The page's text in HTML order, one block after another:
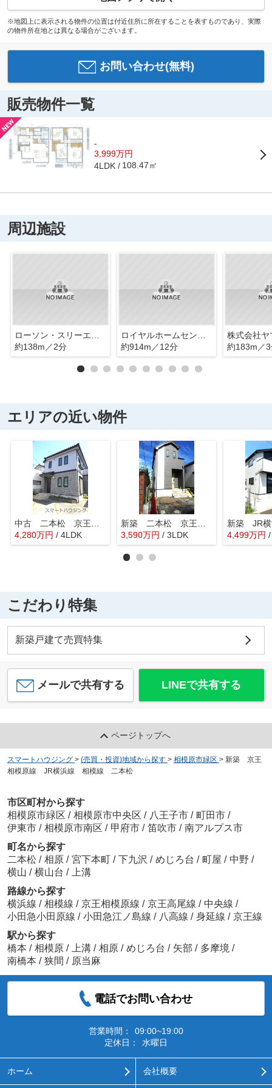
※地図上に表示される物件の位置は付近住所に所在することを表すものであり、実際
の物件所在地とは異なる場合がございます。
お問い合わせ(無料)
販売物件一覧
-
3,999万円
4LDK 108.47㎡
周辺施設
約138m／2分
約914m／12分
約183m／
エリアの近い物件
4,280万円 / 4LDK
3,590万円 / 3LDK 4,499万円
こだわり特集
新築戸建て売買特集
メールで共有する LINEで共有する
ページトップへ
スマートハウジング > (売買・投資)地域から探す > 相模原市緑区 > 新築 京王
相模原線 JR横浜線 相模線 二本松
市区町村から探す
相模原市緑区 / 相模原市中央区 / 八王子市 / 町田市 /
伊東市 / 相模原市南区 / 甲府市 / 笛吹市 / 南アルプス市
町名から探す
二本松 / 相原 / 宮下本町 / 下九沢 / めじろ台 / 町屋 / 中野 /
横山 / 横山台 /
上溝
路線から探す
横浜線 / 相模線 / 京王相模原線 / 京王高尾線 / 中央線 /
小田急小田原線 / 小田急江ノ島線 / 八高線 / 身延線 / 京王線
駅から探す
橋本 / 相模原 / 上溝 / 相原 / めじろ台 / 矢部 / 多摩境 /
南橋本 / 狭間 / 原当麻
電話でお問い合わせ
営業時間：
09:00~19:00
定休日：
水曜日
ホーム 会社概要